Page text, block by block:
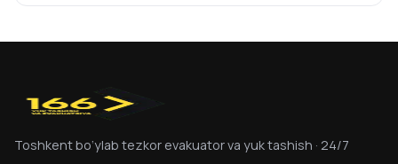
Toshkent bo‘ylab tezkor evakuator va yuk tashish · 24/7